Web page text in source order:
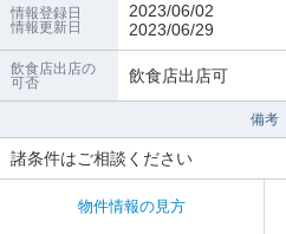
情報登録日
情報更新日
2023/06/02
2023/06/29
飲食店出店の
可否
飲食店出店可
備考
諸条件はご相談ください
物件情報の見方